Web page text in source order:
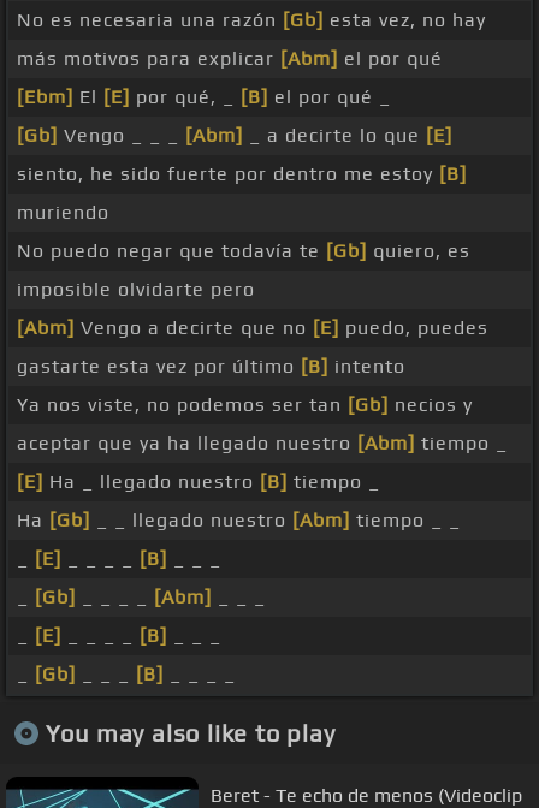
No es necesaria una razón [Gb] esta vez, no hay
más motivos para explicar [Abm] el por qué
[Ebm] El [E] por qué, _ [B] el por qué _
[Gb] Vengo _ _ _ [Abm] _ a decirte lo que [E]
siento, he sido fuerte por dentro me estoy [B]
muriendo
No puedo negar que todavía te [Gb] quiero, es
imposible olvidarte pero
[Abm] Vengo a decirte que no [E] puedo, puedes
gastarte esta vez por último [B] intento
Ya nos viste, no podemos ser tan [Gb] necios y
aceptar que ya ha llegado nuestro [Abm] tiempo _
[E] Ha _ llegado nuestro [B] tiempo _
Ha [Gb] _ _ llegado nuestro [Abm] tiempo _ _
[E] [B]
[Gb] [Abm]
[E] [B]
[Gb] [B]
You may also like to play
Beret - Te echo de menos (Videoclip